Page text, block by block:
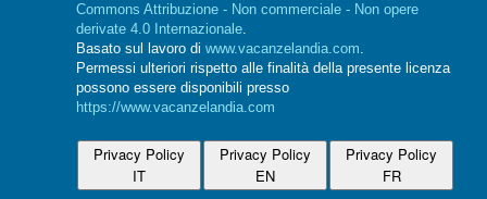
Commons Attribuzione - Non commerciale - Non opere
derivate 4.0 Internazionale.
Basato sul lavoro di www.vacanzelandia.com.
Permessi ulteriori rispetto alle finalità della presente licenza
possono essere disponibili presso
https://www.vacanzelandia.com
Privacy Policy
IT
Privacy Policy
EN
Privacy Policy
FR